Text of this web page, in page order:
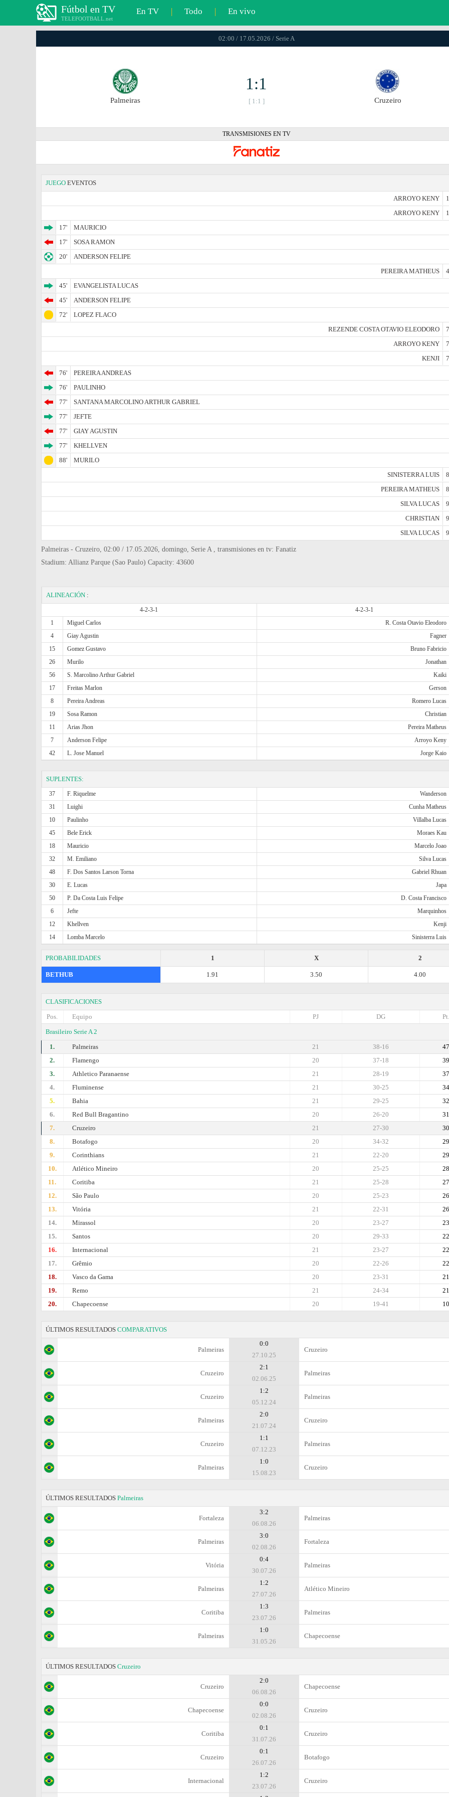
Fútbol en TV
TELEFOOTBALL.net
En TV | Todo | En vivo
02:00 / 17.05.2026 / Serie A
Palmeiras
1:1
[ 1:1 ] Cruzeiro
TRANSMISIONES EN TV
JUEGO EVENTOS
ARROYO KENY
ARROYO KENY
17'
MAURICIO
17'
SOSA RAMON
20'
ANDERSON FELIPE
PEREIRA MATHEUS
45'
EVANGELISTA LUCAS
45'
ANDERSON FELIPE
72'
LOPEZ FLACO
REZENDE COSTA OTAVIO ELEODORO
ARROYO KENY
KENJI
76'
PEREIRA ANDREAS
76'
PAULINHO
77'
SANTANA MARCOLINO ARTHUR GABRIEL
77'
JEFTE
77'
GIAY AGUSTIN
77'
KHELLVEN
88'
MURILO
SINISTERRA LUIS
PEREIRA MATHEUS
SILVA LUCAS
CHRISTIAN
SILVA LUCAS
Palmeiras - Cruzeiro, 02:00 / 17.05.2026, domingo, Serie A , transmisiones en tv: Fanatiz
Stadium: Allianz Parque (Sao Paulo) Capacity: 43600
ALINEACIÓN :
4-2-3-1
4-2-3-1
1
Miguel Carlos R. Costa Otavio Eleodoro
4
Giay Agustin Fagner
15
Gomez Gustavo Bruno Fabricio
26
Murilo Jonathan
56
S. Marcolino Arthur Gabriel Kaiki
17
Freitas Marlon Gerson
8
Pereira Andreas Romero Lucas
19
Sosa Ramon Christian
11
Arias Jhon Pereira Matheus
7
Anderson Felipe Arroyo Keny
42
L. Jose Manuel Jorge Kaio
SUPLENTES:
37 F. Riquelme Wanderson
31
Luighi Cunha Matheus
10
Paulinho Villalba Lucas
45
Bele Erick Moraes Kau
18
Mauricio Marcelo Joao
32
M. Emiliano Silva Lucas
48
F. Dos Santos Larson Torna Gabriel Rhuan
30
E. Lucas Japa
50
P. Da Costa Luis Felipe D. Costa Francisco
6
Jefte Marquinhos
12
Khellven Kenji
14
Lomba Marcelo Sinisterra Luis
PROBABILIDADES 2
X
1
BETHUB 4.00
3.50
1.91
CLASIFICACIONES
Pos.
Equipo Pt.
DG
PJ
Brasileiro Serie A 2
1.
Palmeiras 47
38-16
21
2.
Flamengo 39
37-18
20
3.
Athletico Paranaense 37
28-19
21
4.
Fluminense 34
30-25
21
5.
Bahia 32
29-25
21
6.
Red Bull Bragantino 31
26-20
20
7.
Cruzeiro 30
27-30
21
8.
Botafogo 29
34-32
20
9.
Corinthians 29
22-20
21
10.
Atlético Mineiro 28
25-25
20
11.
Coritiba 27
25-28
21
12.
São Paulo 26
25-23
20
13.
Vitória 26
22-31
21
14.
Mirassol 23
23-27
20
15.
Santos 22
29-33
20
16.
Internacional 22
23-27
21
17.
Grêmio 22
22-26
20
18.
Vasco da Gama 21
23-31
20
19.
Remo 21
24-34
21
20.
Chapecoense 10
19-41
20
ÚLTIMOS RESULTADOS COMPARATIVOS
Palmeiras
0:0
27.10.25
Cruzeiro
Cruzeiro
2:1
02.06.25
Palmeiras
Cruzeiro
1:2
05.12.24
Palmeiras
Palmeiras
2:0
21.07.24
Cruzeiro
Cruzeiro
1:1
07.12.23
Palmeiras
Palmeiras
1:0
15.08.23
Cruzeiro
ÚLTIMOS RESULTADOS Palmeiras
Fortaleza
3:2
06.08.26
Palmeiras
Palmeiras
3:0
02.08.26
Fortaleza
Vitória
0:4
30.07.26
Palmeiras
Palmeiras
1:2
27.07.26
Atlético Mineiro
Coritiba
1:3
23.07.26
Palmeiras
Palmeiras
1:0
31.05.26
Chapecoense
ÚLTIMOS RESULTADOS Cruzeiro
Cruzeiro
2:0
06.08.26
Chapecoense
Chapecoense
0:0
02.08.26
Cruzeiro
Coritiba
0:1
31.07.26
Cruzeiro
Cruzeiro
0:1
26.07.26
Botafogo
Internacional
1:2
23.07.26
Cruzeiro